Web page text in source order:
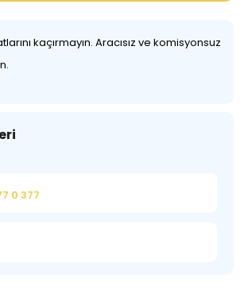
kaçırmayın. Aracısız ve komisyonsuz
0 377